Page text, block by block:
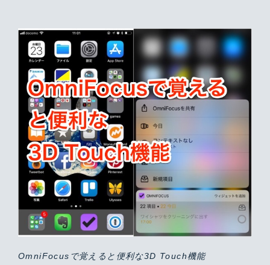
OmniFocusで覚えると便利な3D Touch機能